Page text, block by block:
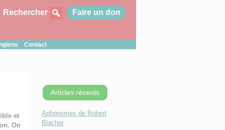
Rechercher
Faire un don
Contact
et
On
Articles récents
Aphorismes de Robert
Blacher